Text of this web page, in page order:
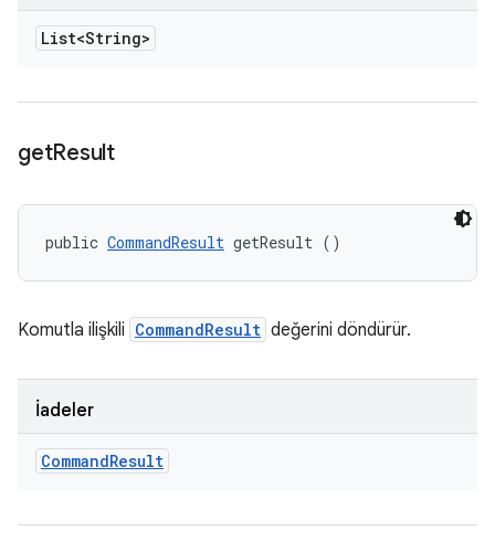
List<String>
getResult
public CommandResult getResult ()
Komutla ilişkili CommandResult değerini döndürür.
İadeler
CommandResult